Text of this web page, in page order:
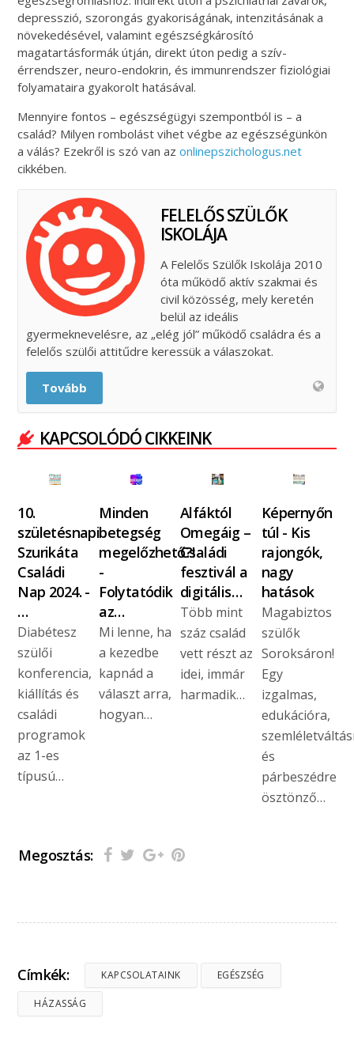
depresszió, szorongás gyakoriságának, intenzitásának a
növekedésével, valamint egészségkárosító
magatartásformák útján, direkt úton pedig a szív-
érrendszer, neuro-endokrin, és immunrendszer fiziológiai
folyamataira gyakorolt hatásával.
Mennyire fontos – egészségügyi szempontból is – a
család? Milyen rombolást vihet végbe az egészségünkön
a válás? Ezekről is szó van azonlinepszichologus.net
cikkében.
FELELŐS SZÜLŐK
ISKOLÁJA
A Felelős Szülők Iskolája 2010
óta működő aktív szakmai és
civil közösség, mely keretén
belül az ideális
gyermeknevelésre, az „elég jól” működő családra és a
felelős szülői attitűdre keressük a válaszokat.
Tovább
KAPCSOLÓDÓ CIKKEINK
10.
születésnapi
Szurikáta
Családi
Nap 2024. -
…
Diabétesz
szülői
konferencia,
kiállítás és
családi
programok
az 1-es
típusú…
Minden
betegség
megelőzhető?!
-
Folytatódik
az…
Mi lenne, ha
a kezedbe
kapnád a
választ arra,
hogyan…
Alfáktól
Omegáig –
Családi
fesztivál a
digitális…
Több mint
száz család
vett részt az
idei, immár
harmadik…
Képernyőn
túl - Kis
rajongók,
nagy
hatások
Magabiztos
szülők
Soroksáron!
Egy
izgalmas,
edukációra,
és
párbeszédre
ösztönző…
Megosztás:
Címkék: KAPCSOLATAINK EGÉSZSÉG
HÁZASSÁG